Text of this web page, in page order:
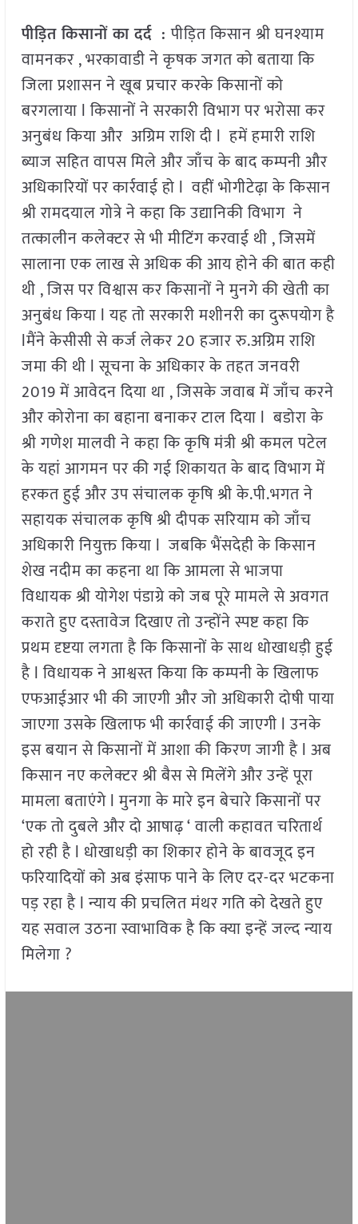
पीड़ित किसानों का दर्द :पीड़ित किसान श्री घनश्याम
वामनकर , भरकावाडी ने कृषक जगत को बताया कि
जिला प्रशासन ने खूब प्रचार करके किसानों को
बरगलाया l किसानों ने सरकारी विभाग पर भरोसा कर
अनुबंध किया और अग्रिम राशि दी l हमें हमारी राशि
ब्याज सहित वापस मिले और जाँच के बाद कम्पनी और
अधिकारियों पर कार्रवाई हो l वहीं भोगीटेढ़ा के किसान
श्री रामदयाल गोत्रे ने कहा कि उद्यानिकी विभाग ने
तत्कालीन कलेक्टर से भी मीटिंग करवाई थी , जिसमें
सालाना एक लाख से अधिक की आय होने की बात कही
थी , जिस पर विश्वास कर किसानों ने मुनगे की खेती का
अनुबंध किया l यह तो सरकारी मशीनरी का दुरूपयोग है
lमैंने केसीसी से कर्ज लेकर 20 हजार रु.अग्रिम राशि
जमा की थी l सूचना के अधिकार के तहत जनवरी
2019 में आवेदन दिया था , जिसके जवाब में जाँच करने
और कोरोना का बहाना बनाकर टाल दिया l बडोरा के
श्री गणेश मालवी ने कहा कि कृषि मंत्री श्री कमल पटेल
के यहां आगमन पर की गई शिकायत के बाद विभाग में
हरकत हुई और उप संचालक कृषि श्री के.पी.भगत ने
सहायक संचालक कृषि श्री दीपक सरियाम को जाँच
अधिकारी नियुक्त किया l जबकि भैंसदेही के किसान
शेख नदीम का कहना था कि आमला से भाजपा
विधायक श्री योगेश पंडाग्रे को जब पूरे मामले से अवगत
कराते हुए दस्तावेज दिखाए तो उन्होंने स्पष्ट कहा कि
प्रथम दृष्टया लगता है कि किसानों के साथ धोखाधड़ी हुई
है l विधायक ने आश्वस्त किया कि कम्पनी के खिलाफ
एफआईआर भी की जाएगी और जो अधिकारी दोषी पाया
जाएगा उसके खिलाफ भी कार्रवाई की जाएगी l उनके
इस बयान से किसानों में आशा की किरण जागी है l अब
किसान नए कलेक्टर श्री बैस से मिलेंगे और उन्हें पूरा
मामला बताएंगे l मुनगा के मारे इन बेचारे किसानों पर
‘एक तो दुबले और दो आषाढ़ ‘ वाली कहावत चरितार्थ
हो रही है l धोखाधड़ी का शिकार होने के बावजूद इन
फरियादियों को अब इंसाफ पाने के लिए दर-दर भटकना
पड़ रहा है l न्याय की प्रचलित मंथर गति को देखते हुए
यह सवाल उठना स्वाभाविक है कि क्या इन्हें जल्द न्याय
मिलेगा ?